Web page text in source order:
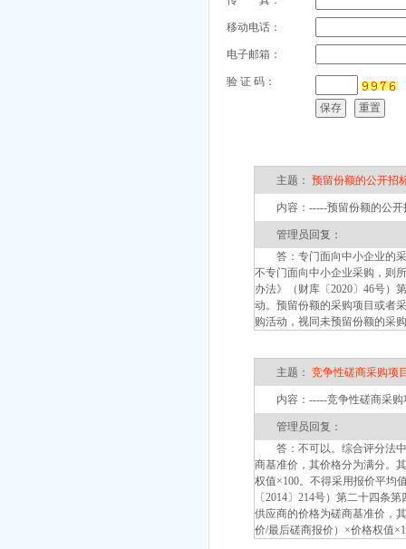
移动电话：
电子邮箱：
验 证 码：
主题： 预留份额的公开招
内容：-----预留份额的公开
管理员回复：
答：专门面向中小企业的采
不专门面向中小企业采购，则
办法》（财库〔2020〕46号）
动。预留份额的采购项目或者
购活动，视同未预留份额的采
主题： 竞争性磋商采购项
内容：-----竞争性磋商采购
管理员回复：
答：不可以。综合评分法中
商基准价，其价格分为满分。
权值×100。不得采用报价平均
〔2014〕214号）第二十四条
供应商的价格为磋商基准价，
价/最后磋商报价）×价格权值